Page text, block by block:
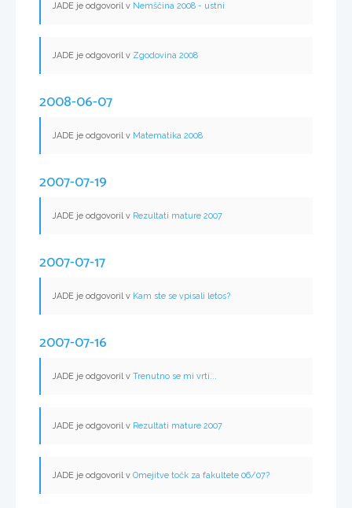
JADE je odgovoril v Nemščina 2008 - ustni
JADE je odgovoril v Zgodovina 2008
2008-06-07
JADE je odgovoril v Matematika 2008
2007-07-19
JADE je odgovoril v Rezultati mature 2007
2007-07-17
JADE je odgovoril v Kam ste se vpisali letos?
2007-07-16
JADE je odgovoril v Trenutno se mi vrti...
JADE je odgovoril v Rezultati mature 2007
JADE je odgovoril v Omejitve točk za fakultete 06/07?